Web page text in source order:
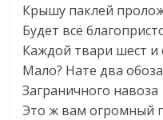
Крышу паклей
Будет всё
Каждой твари шест и
Мало? Нате два обоза
Заграничного навоза
Это ж вам огромный